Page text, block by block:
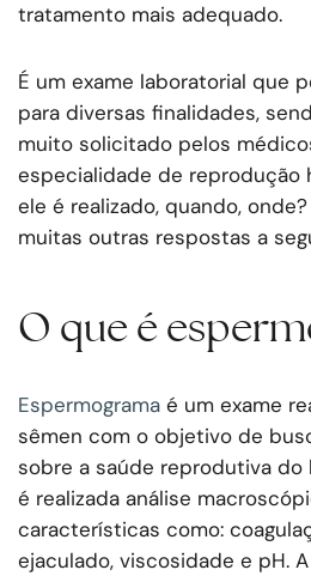
tratamento mais adequado.
É um exame laboratorial que
para diversas finalidades,
muito solicitado pelos
especialidade de reprodução
ele é realizado, quando,
muitas outras respostas a
O que é
Espermograma é um exame
sêmen com o objetivo de
sobre a saúde reprodutiva do
é realizada análise
características como:
ejaculado, viscosidade e pH.